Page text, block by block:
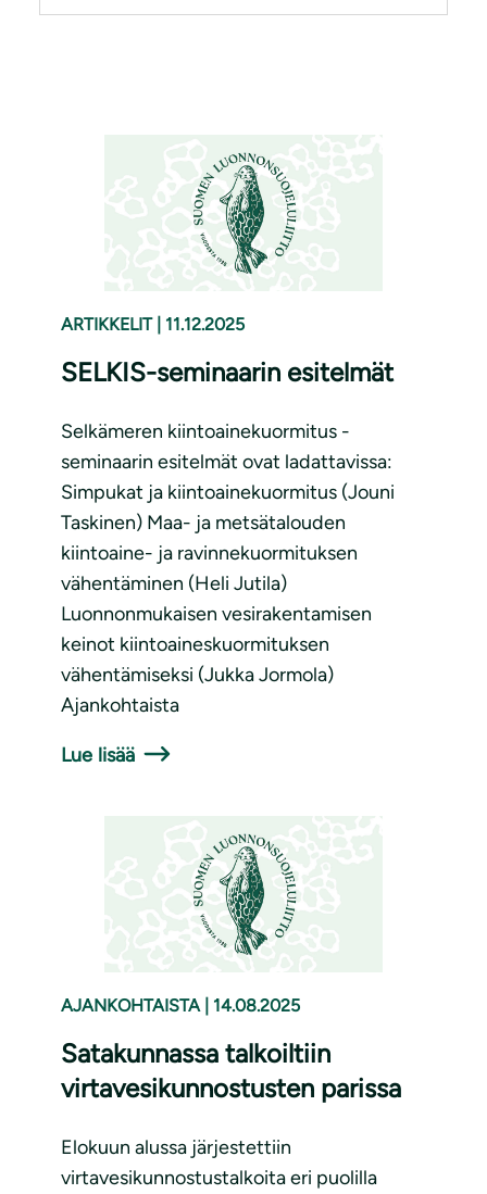
ARTIKKELIT 11.12.2025
SELKIS-seminaarin esitelmät
Selkämeren kiintoainekuormitus -
seminaarin esitelmät ovat ladattavissa:
Simpukat ja kiintoainekuormitus (Jouni
Taskinen) Maa- ja metsätalouden
kiintoaine- ja ravinnekuormituksen
vähentäminen (Heli Jutila)
Luonnonmukaisen vesirakentamisen
keinot kiintoaineskuormituksen
vähentämiseksi (Jukka Jormola)
Ajankohtaista
Lue lisää
AJANKOHTAISTA 14.08.2025
Satakunnassa talkoiltiin
virtavesikunnostusten parissa
Elokuun alussa järjestettiin
virtavesikunnostustalkoita eri puolilla